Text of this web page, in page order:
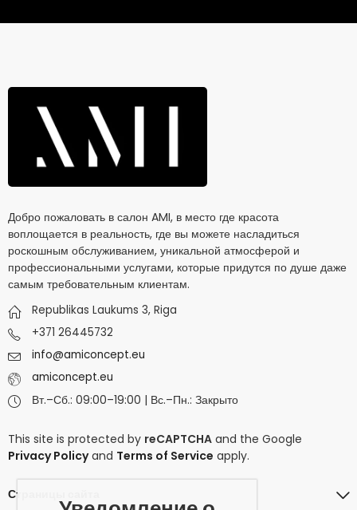
Добро пожаловать в салон AMI, в место где красота
воплощается в реальность, где вы можете насладиться
роскошным обслуживанием, уникальной атмосферой и
профессиональными услугами, которые придутся по душе даже
самым требовательным клиентам.
Republikas Laukums 3, Riga
+371 26445732
info@amiconcept.eu
amiconcept.eu
Вт.–Сб.: 09:00–19:00 | Вс.–Пн.: Закрыто
This site is protected by reCAPTCHA and the Google
Privacy Policyand Terms of Service apply.
Страницы сайта